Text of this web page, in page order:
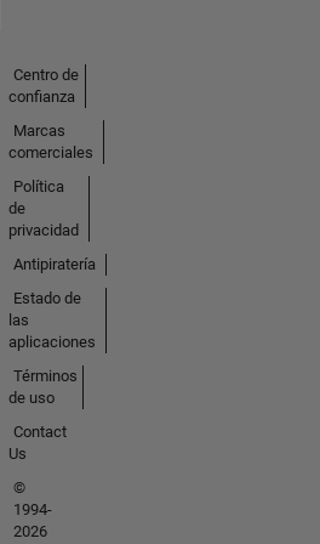
Centro de
confianza
Marcas
comerciales
Política
de
privacidad
Antipiratería
Estado de
las
aplicaciones
Términos
de uso
Contact
Us
©
1994-
2026